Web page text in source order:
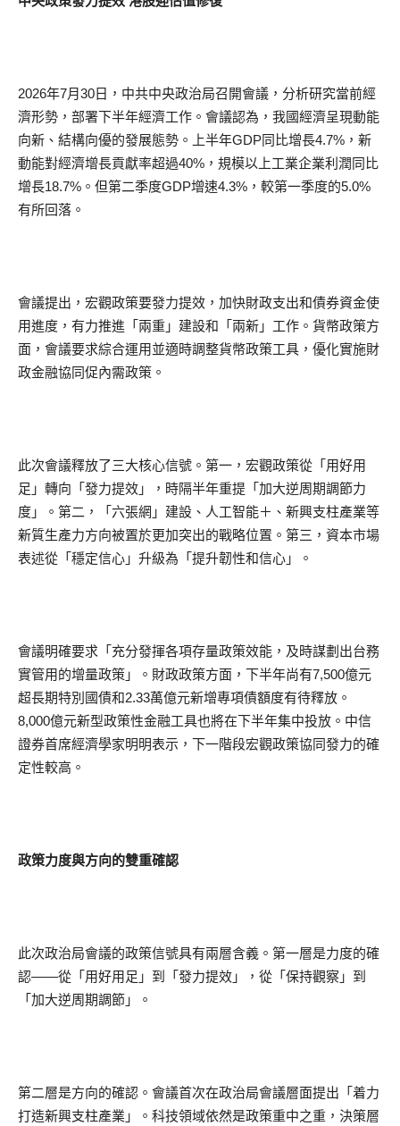
2026年7月30日，中共中央政治局召開會議，分析研究當前經
濟形勢，部署下半年經濟工作。會議認為，我國經濟呈現動能
向新、結構向優的發展態勢。上半年GDP同比增長4.7%，新
動能對經濟增長貢獻率超過40%，規模以上工業企業利潤同比
增長18.7%。但第二季度GDP增速4.3%，較第一季度的5.0%
有所回落。
會議提出，宏觀政策要發力提效，加快財政支出和債券資金使
用進度，有力推進「兩重」建設和「兩新」工作。貨幣政策方
面，會議要求綜合運用並適時調整貨幣政策工具，優化實施財
政金融協同促內需政策。
此次會議釋放了三大核心信號。第一，宏觀政策從「用好用
足」轉向「發力提效」，時隔半年重提「加大逆周期調節力
度」。第二，「六張網」建設、人工智能＋、新興支柱產業等
新質生產力方向被置於更加突出的戰略位置。第三，資本市場
表述從「穩定信心」升級為「提升韌性和信心」。
會議明確要求「充分發揮各項存量政策效能，及時謀劃出台務
實管用的增量政策」。財政政策方面，下半年尚有7,500億元
超長期特別國債和2.33萬億元新增專項債額度有待釋放。
8,000億元新型政策性金融工具也將在下半年集中投放。中信
證券首席經濟學家明明表示，下一階段宏觀政策協同發力的確
定性較高。
政策力度與方向的雙重確認
此次政治局會議的政策信號具有兩層含義。第一層是力度的確
認——從「用好用足」到「發力提效」，從「保持觀察」到
「加大逆周期調節」。
第二層是方向的確認。會議首次在政治局會議層面提出「着力
打造新興支柱產業」。科技領域依然是政策重中之重，決策層